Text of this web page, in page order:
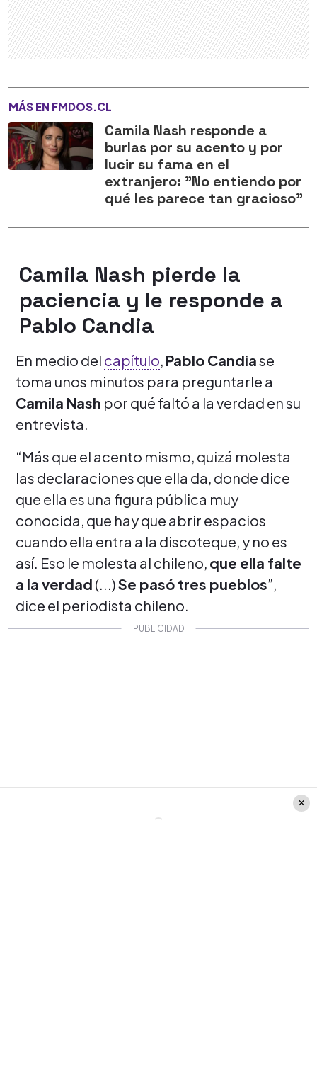
MÁS EN FMDOS.CL
Camila Nash responde a
burlas por su acento y por
lucir su fama en el
extranjero: "No entiendo por
qué les parece tan gracioso"
Camila Nash pierde la
paciencia y le responde a
Pablo Candia
En medio del capítulo, Pablo Candiase
toma unos minutos para preguntarle a
Camila Nash por qué faltó a la verdad en su
entrevista.
“Más que el acento mismo, quizá molesta
las declaraciones que ella da, donde dice
que ella es una figura pública muy
conocida, que hay que abrir espacios
cuando ella entra a la discoteque, y no es
así. Eso le molesta al chileno, que ella falte
a la verdad (...)Se pasó tres pueblos”,
dice el periodista chileno.